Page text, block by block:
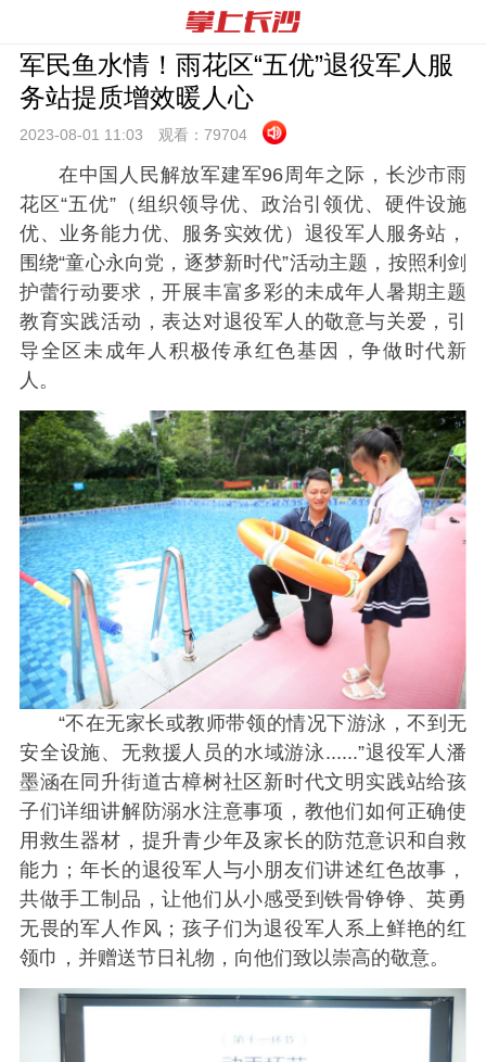
军民鱼水情！雨花区“五优”退役军人服
务站提质增效暖人心
2023-08-01 11:03 观看： 79704
在中国人民解放军建军96周年之际，长沙市雨
花区“五优”（组织领导优、政治引领优、硬件设施
优、业务能力优、服务实效优）退役军人服务站，
围绕“童心永向党，逐梦新时代”活动主题，按照利剑
护蕾行动要求，开展丰富多彩的未成年人暑期主题
教育实践活动，表达对退役军人的敬意与关爱，引
导全区未成年人积极传承红色基因，争做时代新
人。
“不在无家长或教师带领的情况下游泳，不到无
安全设施、无救援人员的水域游泳......”退役军人潘
墨涵在同升街道古樟树社区新时代文明实践站给孩
子们详细讲解防溺水注意事项，教他们如何正确使
用救生器材，提升青少年及家长的防范意识和自救
能力；年长的退役军人与小朋友们讲述红色故事，
共做手工制品，让他们从小感受到铁骨铮铮、英勇
无畏的军人作风；孩子们为退役军人系上鲜艳的红
领巾，并赠送节日礼物，向他们致以崇高的敬意。